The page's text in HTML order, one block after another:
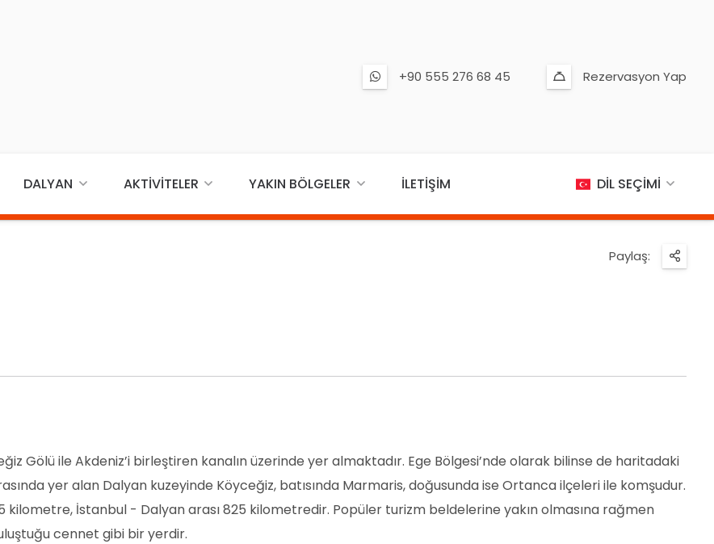
+90 555 276 68 45 Rezervasyon Yap
DALYAN AKTIVITELER YAKIN BÖLGELER İLETIŞIM DIL SEÇIMI
Paylaş:
Gölü ile Akdeniz’i birleştiren kanalın üzerinde yer almaktadır. Ege Bölgesi’nde olarak bilinse de haritadaki
yer alan Dalyan kuzeyinde Köyceğiz, batısında Marmaris, doğusunda ise Ortanca ilçeleri ile komşudur.
kilometre, İstanbul - Dalyan arası 825 kilometredir. Popüler turizm beldelerine yakın olmasına rağmen
cennet gibi bir yerdir.